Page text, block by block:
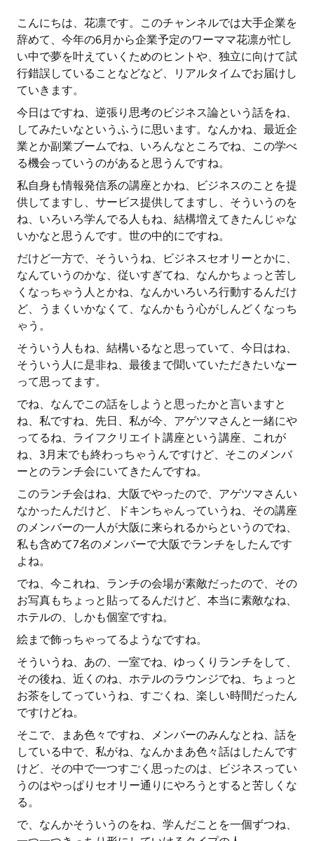
こんにちは、花凛です。このチャンネルでは大手企業を
辞めて、今年の6月から企業予定のワーママ花凛が忙し
い中で夢を叶えていくためのヒントや、独立に向けて試
行錯誤していることなどなど、リアルタイムでお届けし
ていきます。
今日はですね、逆張り思考のビジネス論という話をね、
してみたいなというふうに思います。なんかね、最近企
業とか副業ブームでね、いろんなところでね、この学べ
る機会っていうのがあると思うんですね。
私自身も情報発信系の講座とかね、ビジネスのことを提
供してますし、サービス提供してますし、そういうのを
ね、いろいろ学んでる人もね、結構増えてきたんじゃな
いかなと思うんです。世の中的にですね。
だけど一方で、そういうね、ビジネスセオリーとかに、
なんていうのかな、従いすぎてね、なんかちょっと苦し
くなっちゃう人とかね、なんかいろいろ行動するんだけ
ど、うまくいかなくて、なんかもう心がしんどくなっち
ゃう。
そういう人もね、結構いるなと思っていて、今日はね、
そういう人に是非ね、最後まで聞いていただきたいなー
って思ってます。
でね、なんでこの話をしようと思ったかと言いますと
ね、私ですね、先日、私が今、アゲツマさんと一緒にや
ってるね、ライフクリエイト講座という講座、これが
ね、3月末でも終わっちゃうんですけど、そこのメンバ
ーとのランチ会にいてきたんですね。
このランチ会はね、大阪でやったので、アゲツマさんい
なかったんだけど、ドキンちゃんっていうね、その講座
のメンバーの一人が大阪に来られるからというのでね、
私も含めて7名のメンバーで大阪でランチをしたんです
よね。
でね、今これね、ランチの会場が素敵だったので、その
お写真もちょっと貼ってるんだけど、本当に素敵なね、
ホテルの、しかも個室ですね。
絵まで飾っちゃってるようなですね。
そういうね、あの、一室でね、ゆっくりランチをして、
その後ね、近くのね、ホテルのラウンジでね、ちょっと
お茶をしてっていうね、すごくね、楽しい時間だったん
ですけどね。
そこで、まあ色々ですね、メンバーのみんなとね、話を
している中で、私がね、なんかまあ色々話はしたんです
けど、その中で一つすごく思ったのは、ビジネスってい
うのはやっぱりセオリー通りにやろうとすると苦しくな
る。
で、なんかそういうのをね、学んだことを一個ずつね、